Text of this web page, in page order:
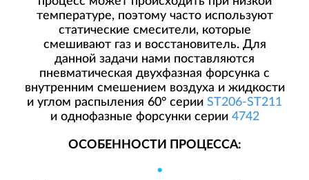
температуре, поэтому часто используют
статические смесители, которые
смешивают газ и восстановитель. Для
данной задачи нами поставляются
пневматическая двухфазная форсунка с
внутренним смешением воздуха и жидкости
и углом распыления 60° серии ST206-ST211
и однофазные форсунки серии 4742
ОСОБЕННОСТИ ПРОЦЕССА: